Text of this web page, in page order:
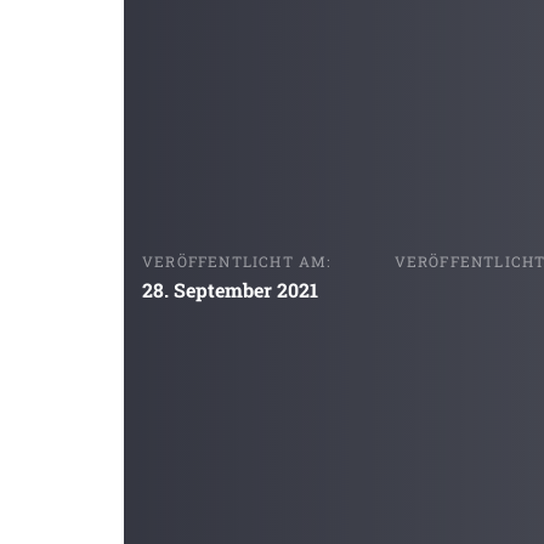
VERÖFFENTLICHT AM:
28. September 2021